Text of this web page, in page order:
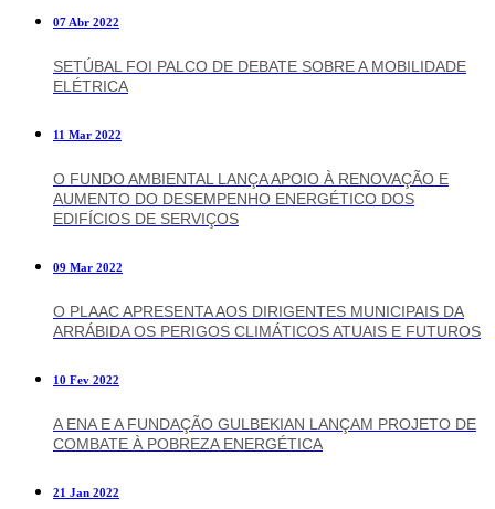
07 Abr 2022
SETÚBAL FOI PALCO DE DEBATE SOBRE A MOBILIDADE
ELÉTRICA
11 Mar 2022
O FUNDO AMBIENTAL LANÇA APOIO À RENOVAÇÃO E
AUMENTO DO DESEMPENHO ENERGÉTICO DOS
EDIFÍCIOS DE SERVIÇOS
09 Mar 2022
O PLAAC APRESENTA AOS DIRIGENTES MUNICIPAIS DA
ARRÁBIDA OS PERIGOS CLIMÁTICOS ATUAIS E FUTUROS
10 Fev 2022
A ENA E A FUNDAÇÃO GULBEKIAN LANÇAM PROJETO DE
COMBATE À POBREZA ENERGÉTICA
21 Jan 2022